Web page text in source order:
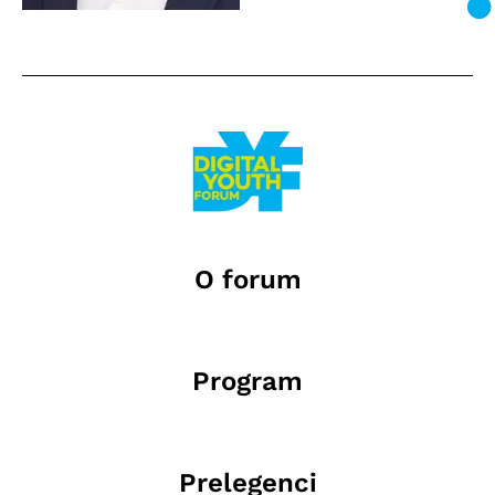
O forum
Program
Prelegenci